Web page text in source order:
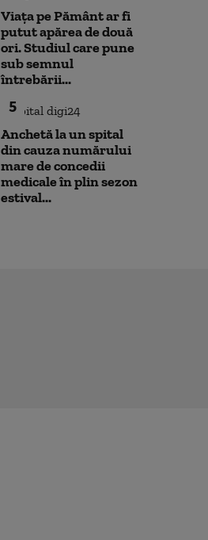
Viața pe Pământ ar fi
putut apărea de două
ori. Studiul care pune
sub semnul
întrebării...
5
Anchetă la un spital
din cauza numărului
mare de concedii
medicale în plin sezon
estival...